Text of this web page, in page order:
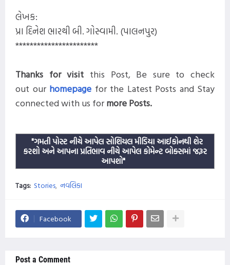
લેખક:
પ્રા દિનેશ ભારથી બી. ગોસ્વામી. (પાલનપુર)
***********************
Thanks for visit this Post, Be sure to check
out our homepage for the Latest Posts and Stay
connected with us formorePosts.
"ગમતી પોસ્ટ નીચે આપેલ સોશિયલ મીડિયા આઈકોનથી શેર
કરશો અને આપના પ્રતિભાવ નીચે આપેલ કોમેન્ટ બોક્સમાં જરૂર
આપશો"
Tags: Stories નવલિકા
Facebook
Post a Comment